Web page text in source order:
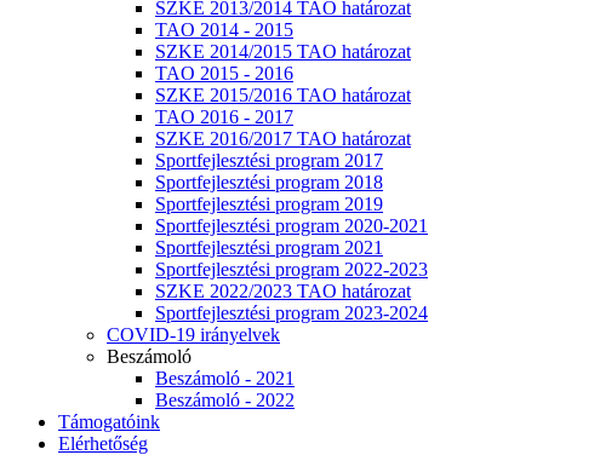
SZKE 2013/2014 TAO határozat
TAO 2014 - 2015
SZKE 2014/2015 TAO határozat
TAO 2015 - 2016
SZKE 2015/2016 TAO határozat
TAO 2016 - 2017
SZKE 2016/2017 TAO határozat
Sportfejlesztési program 2017
Sportfejlesztési program 2018
Sportfejlesztési program 2019
Sportfejlesztési program 2020-2021
Sportfejlesztési program 2021
Sportfejlesztési program 2022-2023
SZKE 2022/2023 TAO határozat
Sportfejlesztési program 2023-2024
COVID-19 irányelvek
Beszámoló
Beszámoló - 2021
Beszámoló - 2022
Támogatóink
Elérhetőség